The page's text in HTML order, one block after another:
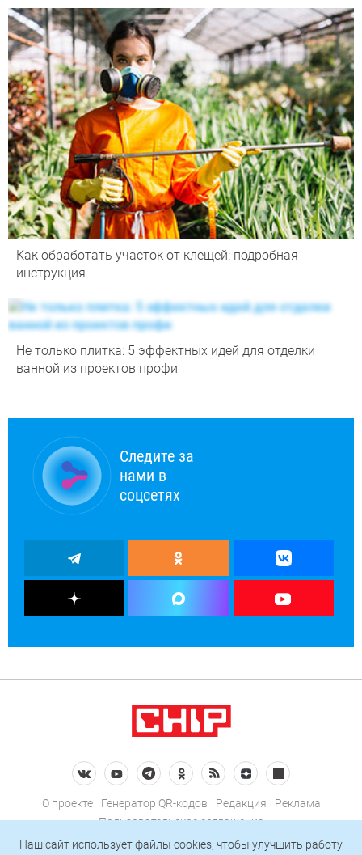
Как обработать участок от клещей: подробная
инструкция
Не только плитка: 5 эффектных идей для отделки
ванной из проектов профи
Следите за
нами в
соцсетях
О проекте Генератор QR-кодов Редакция
Реклама
Пользовательское соглашение
Политика конфиденциальности
Наш сайт использует файлы cookies, чтобы улучшить работу